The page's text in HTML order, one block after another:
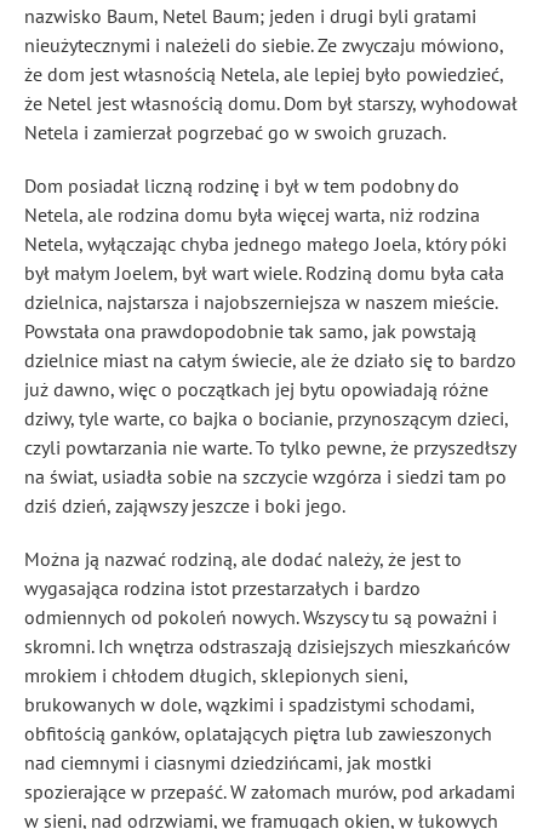
nazwisko Baum, Netel Baum; jeden i drugi byli gratami
nieużytecznymi i należeli do siebie. Ze zwyczaju mówiono,
że dom jest własnością Netela, ale lepiej było powiedzieć,
że Netel jest własnością domu. Dom był starszy, wyhodował
Netela i zamierzał pogrzebać go w swoich gruzach.
Dom posiadał liczną rodzinę i był w tem podobny do
Netela, ale rodzina domu była więcej warta, niż rodzina
Netela, wyłączając chyba jednego małego Joela, który póki
był małym Joelem, był wart wiele. Rodziną domu była cała
dzielnica, najstarsza i najobszerniejsza w naszem mieście.
Powstała ona prawdopodobnie tak samo, jak powstają
dzielnice miast na całym świecie, ale że działo się to bardzo
już dawno, więc o początkach jej bytu opowiadają różne
dziwy, tyle warte, co bajka o bocianie, przynoszącym dzieci,
czyli powtarzania nie warte. To tylko pewne, że przyszedłszy
na świat, usiadła sobie na szczycie wzgórza i siedzi tam po
dziś dzień, zająwszy jeszcze i boki jego.
Można ją nazwać rodziną, ale dodać należy, że jest to
wygasająca rodzina istot przestarzałych i bardzo
odmiennych od pokoleń nowych. Wszyscy tu są poważni i
skromni. Ich wnętrza odstraszają dzisiejszych mieszkańców
mrokiem i chłodem długich, sklepionych sieni,
brukowanych w dole, wązkimi i spadzistymi schodami,
obfitością ganków, oplatających piętra lub zawieszonych
nad ciemnymi i ciasnymi dziedzińcami, jak mostki
spozierające w przepaść. W załomach murów, pod arkadami
w sieni, nad odrzwiami, we framugach okien, w łukowych